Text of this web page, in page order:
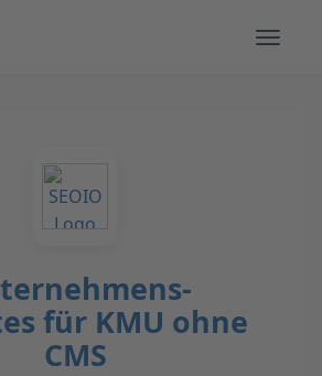
für KMU ohne
CMS